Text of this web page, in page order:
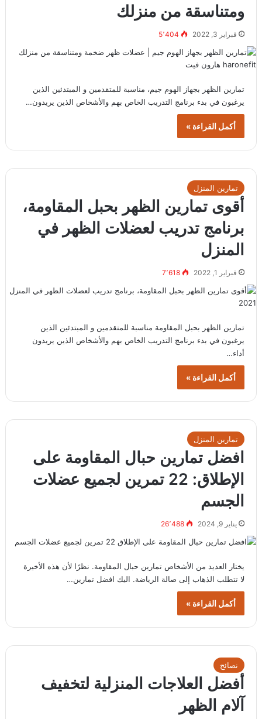
ومتناسقة من منزلك
فبراير 3, 2022 5٬404
تمارين الظهر بجهاز الهوم جيم، مناسبة للمتقدمين و المبتدئين الذين
يرغبون في بدء برنامج التدريب الخاص بهم والأشخاص الذين يريدون…
أكمل القراءة »
تمارين المنزل
أقوى تمارين الظهر بحبل المقاومة،
برنامج تدريب لعضلات الظهر في
المنزل
فبراير 1, 2022 7٬618
تمارين الظهر بحبل المقاومة مناسبة للمتقدمين و المبتدئين الذين
يرغبون في بدء برنامج التدريب الخاص بهم والأشخاص الذين يريدون
أداء…
أكمل القراءة »
تمارين المنزل
افضل تمارين حبال المقاومة على
الإطلاق: 22 تمرين لجميع عضلات
الجسم
يناير 9, 2024 26٬488
يختار العديد من الأشخاص تمارين حبال المقاومة. نظرًا لأن هذه الأخيرة
لا تتطلب الذهاب إلى صالة الرياضة. اليك افضل تمارين…
أكمل القراءة »
نصائح
أفضل العلاجات المنزلية لتخفيف
آلام الظهر